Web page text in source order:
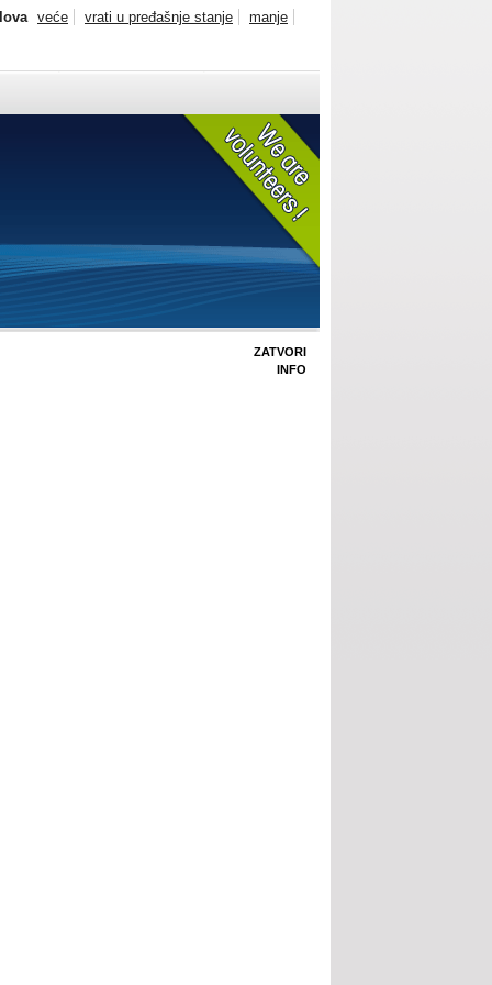
veće vrati u pređašnje stanje manje
ZATVORI
INFO